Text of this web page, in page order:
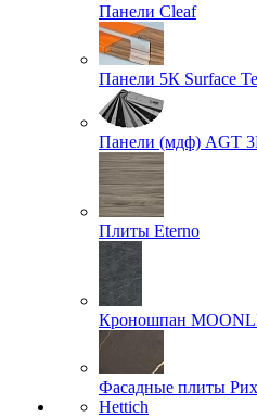
Панели Cleaf
Панели 5К Surface
Панели (мдф) AGT
Плиты Eterno
Кроношпан
Фасадные плиты
Hettich